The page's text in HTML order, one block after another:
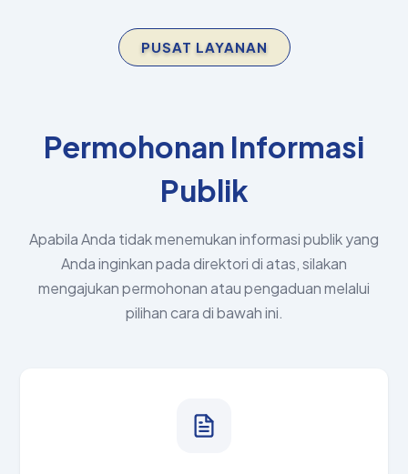
PUSAT LAYANAN
Permohonan Informasi
Publik
Apabila Anda tidak menemukan informasi publik yang
Anda inginkan pada direktori di atas, silakan
mengajukan permohonan atau pengaduan melalui
pilihan cara di bawah ini.